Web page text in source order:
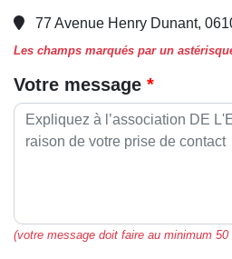
77 Avenue Henry Dunant,
Les champs marqués par un
Votre message
(votre message doit faire au minimum